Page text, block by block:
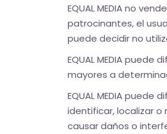
EQUAL MEDIA no
patrocinantes, el
puede decidir no
EQUAL MEDIA
mayores a
EQUAL MEDIA
identificar, localizar o
causar daños o